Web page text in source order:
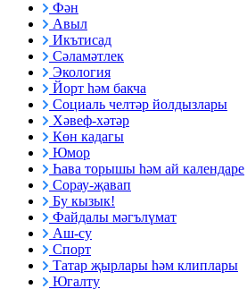
Фән
Авыл
Икътисад
Сәламәтлек
Экология
Йорт һәм бакча
Социаль челтәр йолдызлары
Хәвеф-хәтәр
Көн кадагы
Юмор
Һава торышы һәм ай календаре
Сорау-җавап
Бу кызык!
Файдалы мәгълүмат
Аш-су
Спорт
Татар җырлары һәм клиплары
Югалту